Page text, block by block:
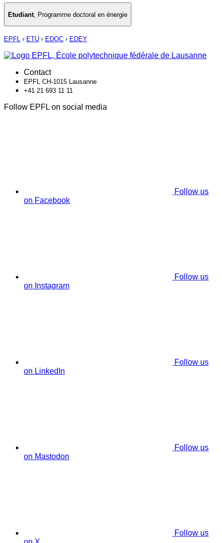
Etudiant Programme doctoral en énergie
EPFL › ETU › EDOC › EDEY
Contact
EPFL CH-1015 Lausanne
+41 21 693 11 11
Follow EPFL on social media
Follow us
on Facebook
Follow us
on Instagram
Follow us
on LinkedIn
Follow us
on Mastodon
Follow us